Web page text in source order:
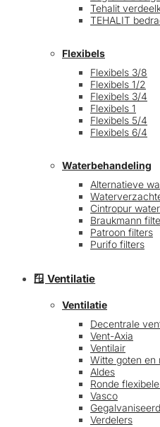
Tehalit
TEHALIT
Flexibels
Flexibels 3/8
Flexibels 1/2
Flexibels 3/4
Flexibels 1
Flexibels 5/4
Flexibels 6/4
Waterbehandeling
Alternatieve
Cintropur
Braukmann
Patroon filters
Purifo filters
🪟 Ventilatie
Ventilatie
Decentrale
Vent-Axia
Ventilair
Witte goten en
Aldes
Ronde
Vasco
Verdelers